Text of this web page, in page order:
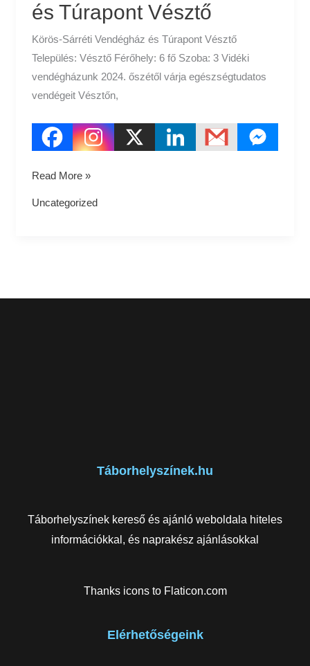
és Túrapont Vésztő
Körös-Sárréti Vendégház és Túrapont Vésztő
Település: Vésztő Férőhely: 6 fő Szoba: 3 Vidéki
vendégházunk 2024. őszétől várja egészségtudatos
vendégeit Vésztőn,
Read More »
Uncategorized
Táborhelyszínek.hu
Táborhelyszínek kereső és ajánló weboldala hiteles
információkkal, és naprakész ajánlásokkal
Thanks icons to Flaticon.com
Elérhetőségeink